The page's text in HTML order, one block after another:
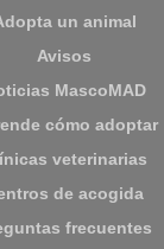
un animal
Avisos
MascoMAD
cómo adoptar
veterinarias
de acogida
frecuentes